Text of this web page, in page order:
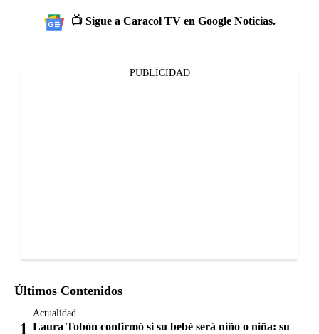
📺 Sigue a Caracol TV en Google Noticias.
PUBLICIDAD
Últimos Contenidos
Actualidad
Laura Tobón confirmó si su bebé será niño o niña: su